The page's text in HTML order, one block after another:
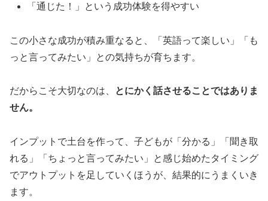
「通じた！」という成功体験を得やすい
この小さな成功が積み重なると、「英語って楽しい」「も
っと言ってみたい」との気持ちが育ちます。
だからこそ大切なのは、
とにかく話させることではありま
せん。
インプットで土台を作って、子どもが「分かる」「聞き取
れる」「ちょっと言ってみたい」と感じ始めたタイミング
でアウトプットを足していくほうが、結果的にうまくいき
ます。